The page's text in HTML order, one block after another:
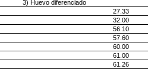
3) Huevo diferenciado
27.33
32.00
56.10
57.60
60.00
61.00
61.26